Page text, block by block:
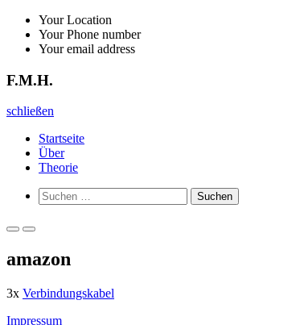
Zurück
zum
Inhalt
Your Location
Your Phone number
Your email address
F.M.H.
schließen
Startseite
Über
Theorie
Such-
Formular
Suchen
nach:
Primäres
für
Primäres
für
amazon
3x Verbindungskabel
Impressum